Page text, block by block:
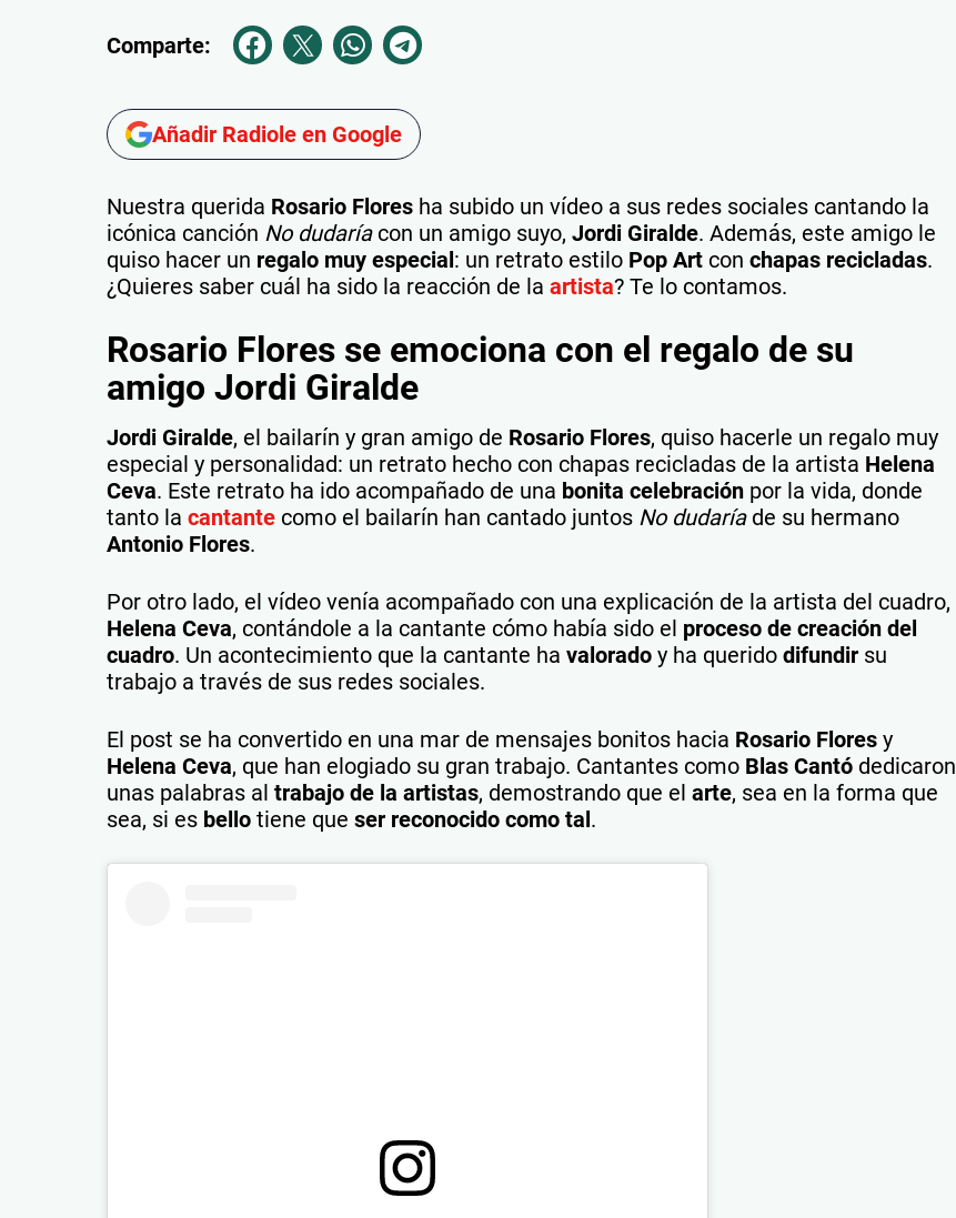
Comparte:
Añadir Radiole en Google
Nuestra querida Rosario Flores ha subido un vídeo a sus redes sociales cantando la
icónica canción No dudaríacon un amigo suyo, Jordi Giralde. Además, este amigo le
quiso hacer un regalo muy especial: un retrato estilo Pop Art con chapas recicladas.
¿Quieres saber cuál ha sido la reacción de la artista? Te lo contamos.
Rosario Flores se emociona con el regalo de su
amigo Jordi Giralde
Jordi Giralde, el bailarín y gran amigo de Rosario Flores, quiso hacerle un regalo muy
especial y personalidad: un retrato hecho con chapas recicladas de la artista Helena
Ceva. Este retrato ha ido acompañado de una bonita celebración por la vida, donde
tanto la cantante como el bailarín han cantado juntos No dudaríade su hermano
Antonio Flores.
Por otro lado, el vídeo venía acompañado con una explicación de la artista del cuadro,
Helena Ceva, contándole a la cantante cómo había sido el proceso de creación del
cuadro. Un acontecimiento que la cantante ha valorado y ha querido difundir su
trabajo a través de sus redes sociales.
El post se ha convertido en una mar de mensajes bonitos hacia Rosario Flores y
Helena Ceva, que han elogiado su gran trabajo. Cantantes como Blas Cantó dedicaron
unas palabras al trabajo de la artistas, demostrando que el arte, sea en la forma que
sea, si es bello tiene que ser reconocido como tal.